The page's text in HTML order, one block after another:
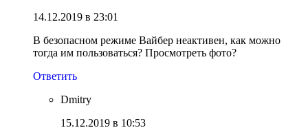
14.12.2019 в 23:01
В безопасном режиме Вайбер неактивен, как можно
тогда им пользоваться? Просмотреть фото?
Ответить
Dmitry
15.12.2019 в 10:53